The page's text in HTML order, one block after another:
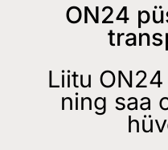
ON24
Liitu
ning saa